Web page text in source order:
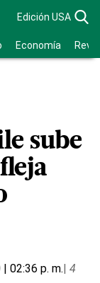
Edición USA
Economía
sube
02:36 p. m.| 4